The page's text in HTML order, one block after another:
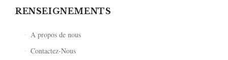
RENSEIGNEMENTS
A propos de nous
Contactez-Nous